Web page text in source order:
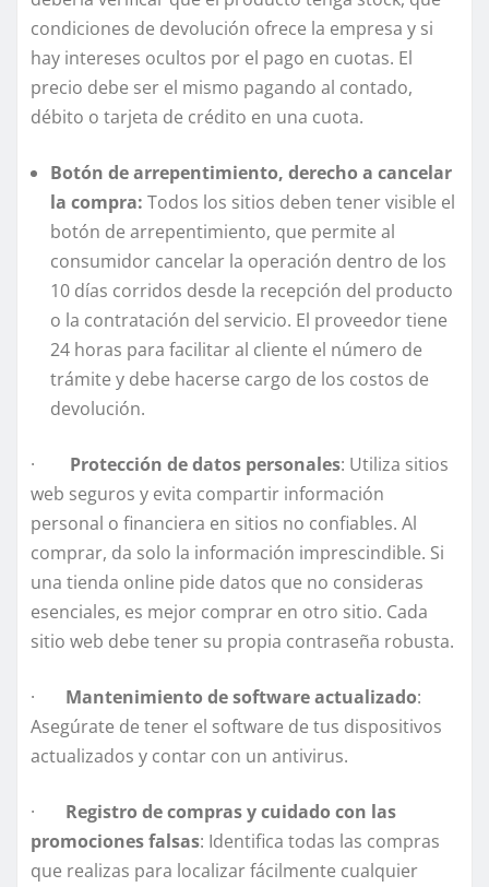
condiciones de devolución ofrece la empresa y si
hay intereses ocultos por el pago en cuotas. El
precio debe ser el mismo pagando al contado,
débito o tarjeta de crédito en una cuota.
Botón de arrepentimiento, derecho a cancelar
la compra: Todos los sitios deben tener visible el
botón de arrepentimiento, que permite al
consumidor cancelar la operación dentro de los
10 días corridos desde la recepción del producto
o la contratación del servicio. El proveedor tiene
24 horas para facilitar al cliente el número de
trámite y debe hacerse cargo de los costos de
devolución.
· Protección de datos personales: Utiliza sitios
web seguros y evita compartir información
personal o financiera en sitios no confiables. Al
comprar, da solo la información imprescindible. Si
una tienda online pide datos que no consideras
esenciales, es mejor comprar en otro sitio. Cada
sitio web debe tener su propia contraseña robusta.
· Mantenimiento de software actualizado:
Asegúrate de tener el software de tus dispositivos
actualizados y contar con un antivirus.
· Registro de compras y cuidado con las
promociones falsas: Identifica todas las compras
que realizas para localizar fácilmente cualquier